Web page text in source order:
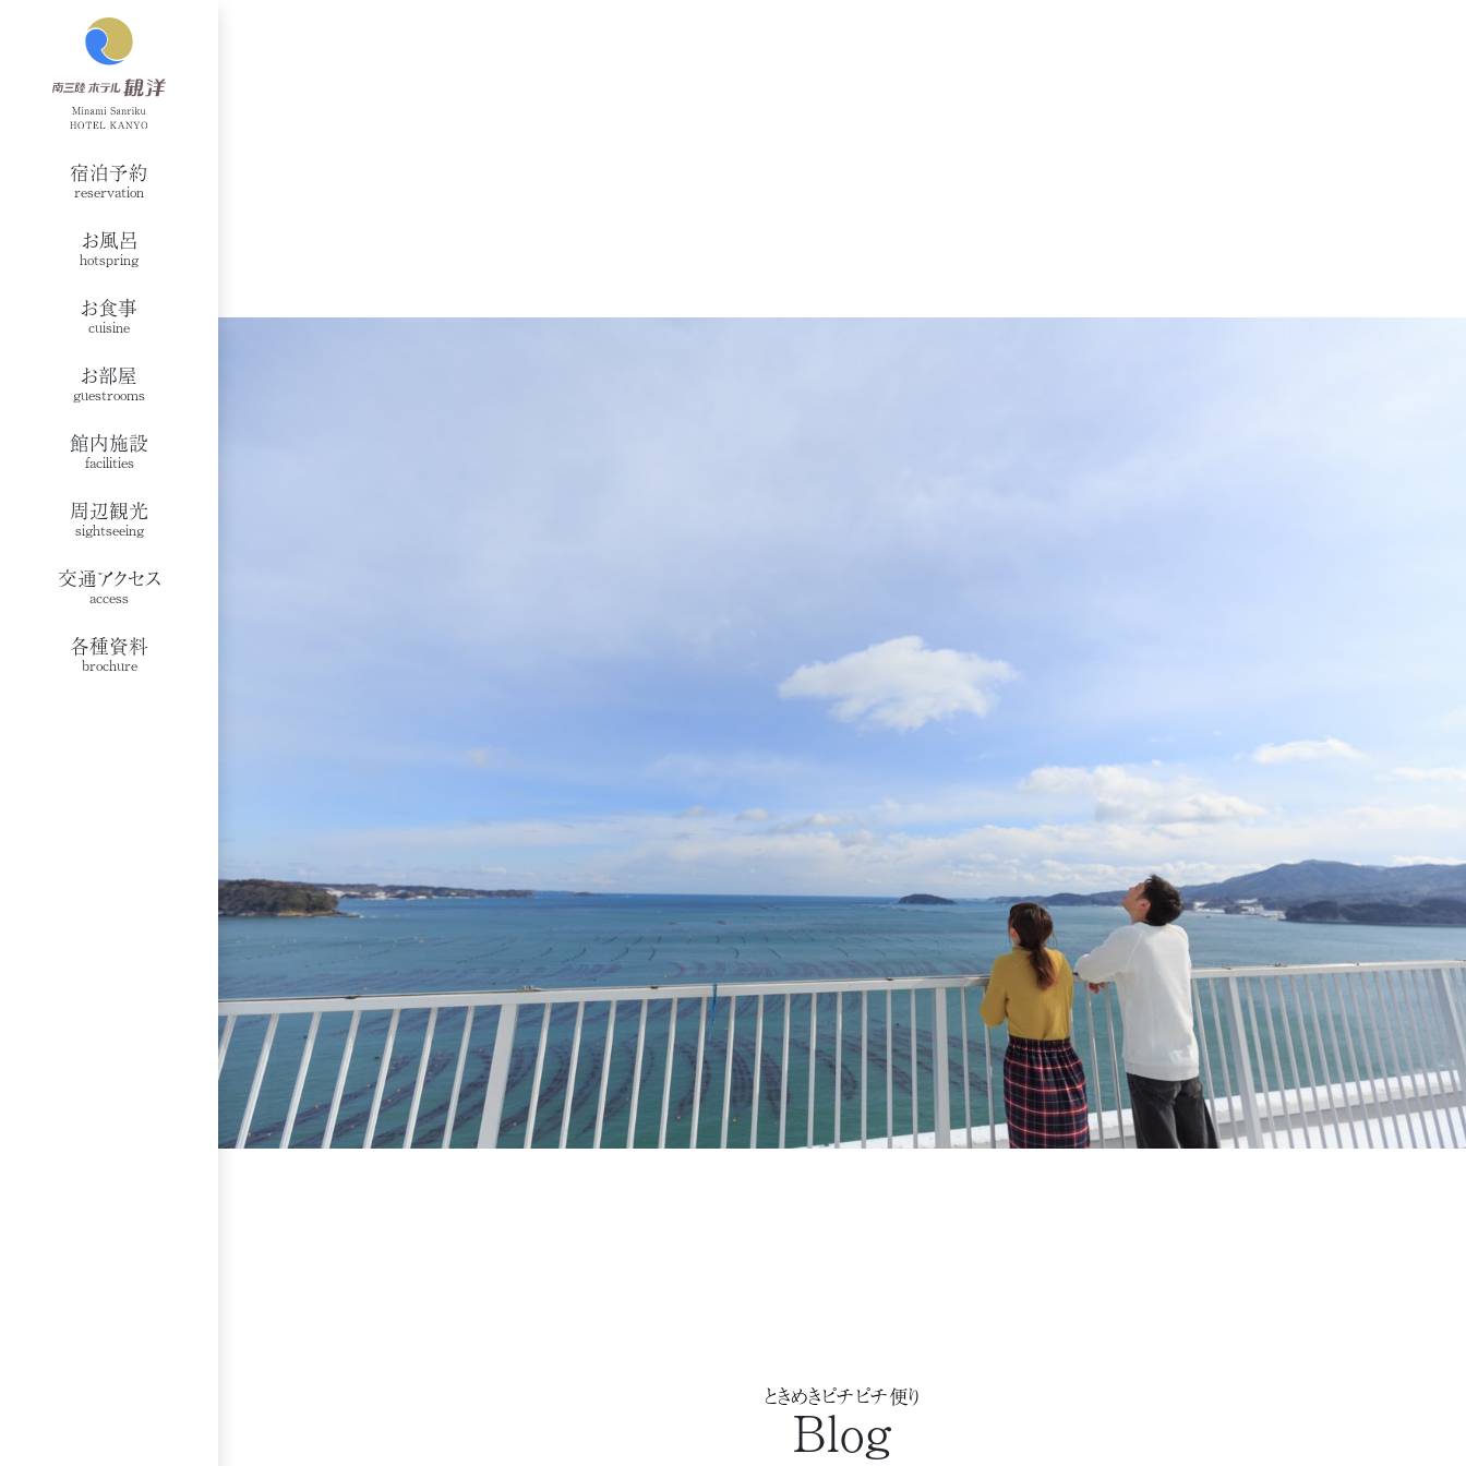
宿泊予約
reservation
お風呂
hotspring
お食事
cuisine
お部屋
guestrooms
館内施設
facilities
周辺観光
sightseeing
交通アクセス
access
各種資料
brochure
ときめきピチピチ便り
Blog